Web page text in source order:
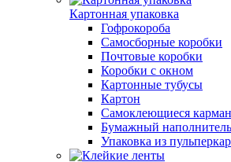
Картонная упаковка
Гофрокороба
Самосборные коробки
Почтовые коробки
Коробки с окном
Картонные тубусы
Картон
Самоклеющиеся
Бумажный наполнитель
Упаковка из